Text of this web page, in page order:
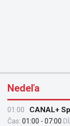
Nedeľa
01:00 CANAL+
Čas: 01:00 - 07:00